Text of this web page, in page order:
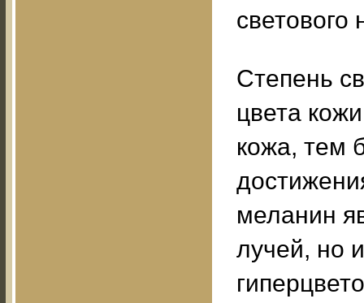
Степень
цвета
кожа, тем
меланин
лучей, но